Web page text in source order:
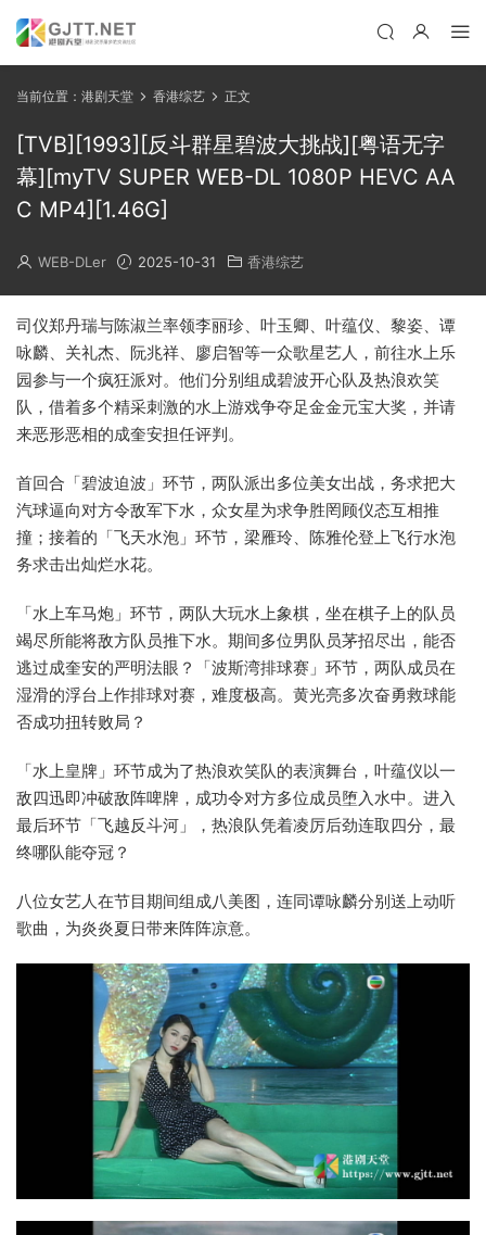
当前位置： 港剧天堂 香港综艺 正文
[TVB][1993][反斗群星碧波大挑战][粤语无字
幕][myTV SUPER WEB-DL 1080P HEVC AA
C MP4][1.46G]
WEB-DLer 2025-10-31 香港综艺
司仪郑丹瑞与陈淑兰率领李丽珍、叶玉卿、叶蕴仪、黎姿、谭
咏麟、关礼杰、阮兆祥、廖启智等一众歌星艺人，前往水上乐
园参与一个疯狂派对。他们分别组成碧波开心队及热浪欢笑
队，借着多个精采刺激的水上游戏争夺足金金元宝大奖，并请
来恶形恶相的成奎安担任评判。
首回合「碧波迫波」环节，两队派出多位美女出战，务求把大
汽球逼向对方令敌军下水，众女星为求争胜罔顾仪态互相推
撞；接着的「飞天水泡」环节，梁雁玲、陈雅伦登上飞行水泡
务求击出灿烂水花。
「水上车马炮」环节，两队大玩水上象棋，坐在棋子上的队员
竭尽所能将敌方队员推下水。期间多位男队员茅招尽出，能否
逃过成奎安的严明法眼？「波斯湾排球赛」环节，两队成员在
湿滑的浮台上作排球对赛，难度极高。黄光亮多次奋勇救球能
否成功扭转败局？
「水上皇牌」环节成为了热浪欢笑队的表演舞台，叶蕴仪以一
敌四迅即冲破敌阵啤牌，成功令对方多位成员堕入水中。进入
最后环节「飞越反斗河」，热浪队凭着凌厉后劲连取四分，最
终哪队能夺冠？
八位女艺人在节目期间组成八美图，连同谭咏麟分别送上动听
歌曲，为炎炎夏日带来阵阵凉意。